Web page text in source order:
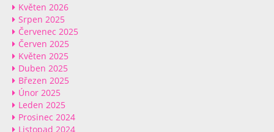
Květen 2026
Srpen 2025
Červenec 2025
Červen 2025
Květen 2025
Duben 2025
Březen 2025
Únor 2025
Leden 2025
Prosinec 2024
Listopad 2024